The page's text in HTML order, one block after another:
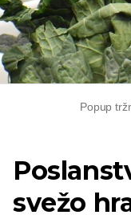
Popup
svežo